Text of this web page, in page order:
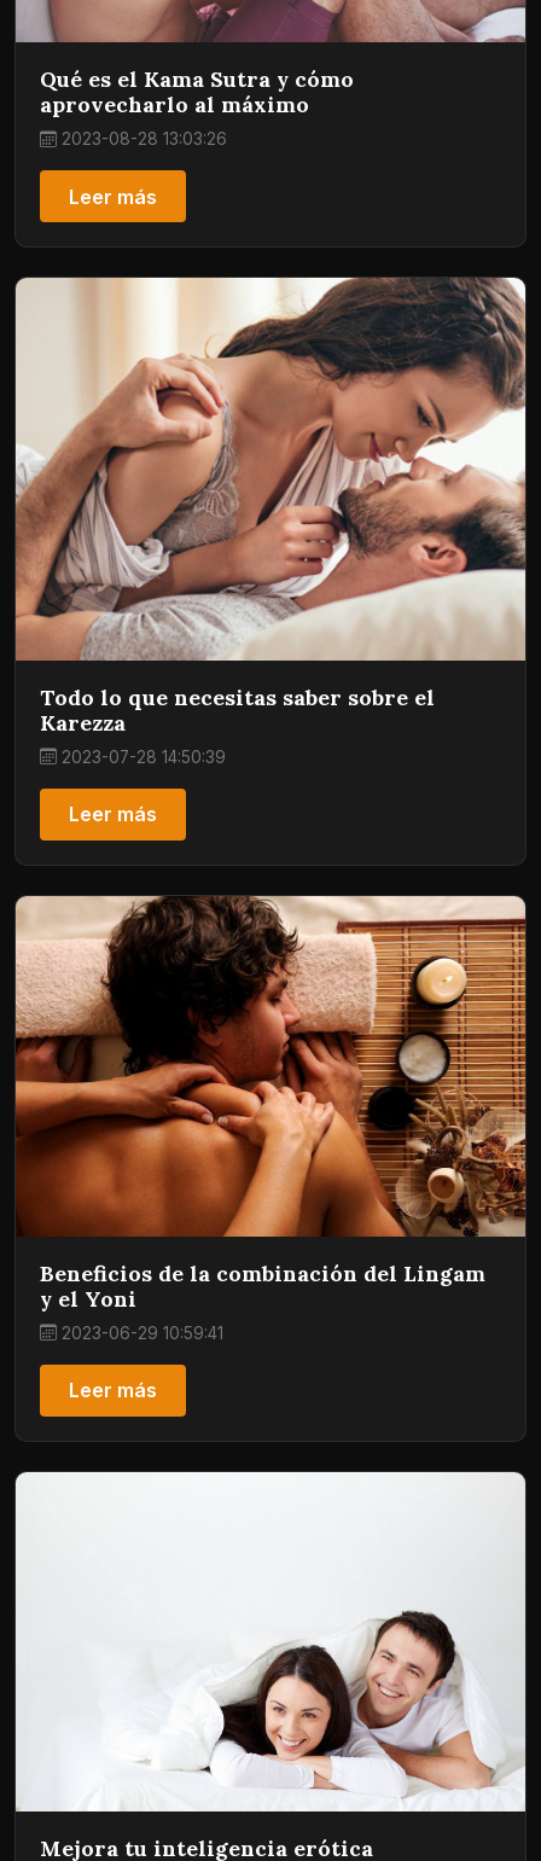
Qué es el Kama Sutra y cómo
aprovecharlo al máximo
2023-08-28 13:03:26
Leer más
Todo lo que necesitas saber sobre el
Karezza
2023-07-28 14:50:39
Leer más
Beneficios de la combinación del Lingam
y el Yoni
2023-06-29 10:59:41
Leer más
Mejora tu inteligencia erótica